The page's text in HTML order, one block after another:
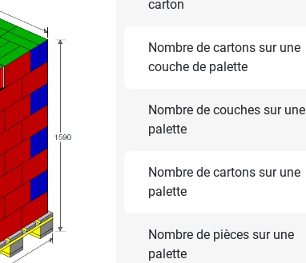
carton
Nombre de cartons sur une
couche de palette
Nombre de couches sur une
palette
Nombre de cartons sur une
palette
Nombre de pièces sur une
palette